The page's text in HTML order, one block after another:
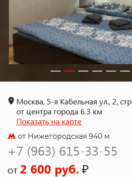
Москва, 5-я Кабельная ул., 2,
от центра города 6.3 км
Показать на карте
от Нижегородская 940 м
+7 (963) 615-33-55
от 2 600 руб.₽